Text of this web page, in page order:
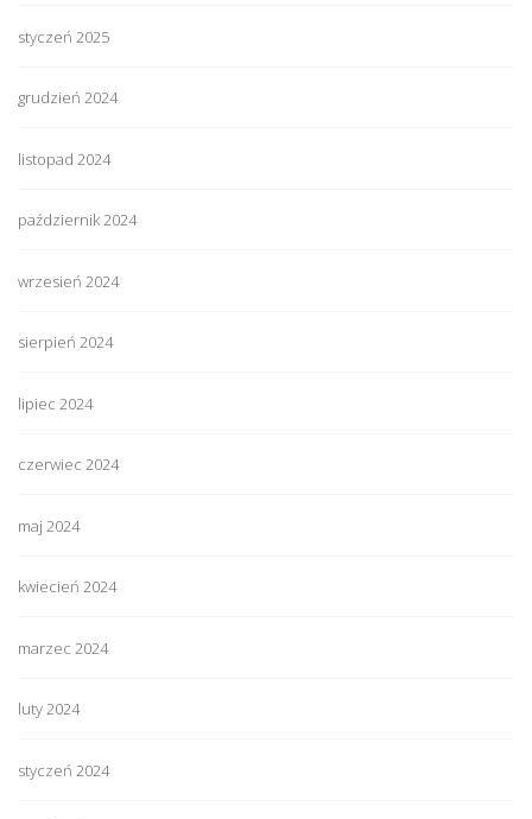
styczeń 2025
grudzień 2024
listopad 2024
październik 2024
wrzesień 2024
sierpień 2024
lipiec 2024
czerwiec 2024
maj 2024
kwiecień 2024
marzec 2024
luty 2024
styczeń 2024